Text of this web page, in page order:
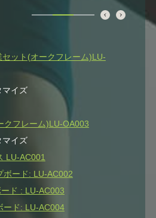
ット(オークフレーム)LU-
イズ
クフレーム)LU-OA003
イズ
LU-AC001
ボード: LU-AC002
ド : LU-AC003
ード: LU-AC004